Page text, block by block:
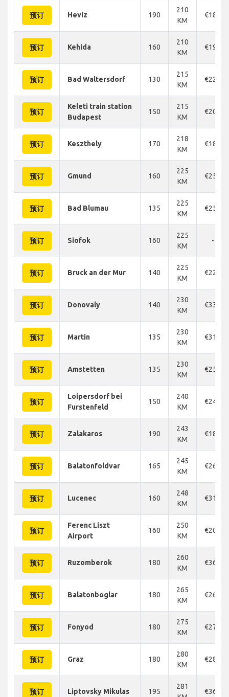
预订 Heviz 190
210
KM
€182
预订 Kehida 160
210
KM
€196
预订 Bad Waltersdorf 130
215
KM
€226
预订
Keleti train station
Budapest
150
215
KM
€208
预订 Keszthely 170
218
KM
€182
预订 Gmund 160
225
KM
€256
预订 Bad Blumau 135
225
KM
€256
预订 Siofok 160
225
KM
-
预订 Bruck an der Mur 140
225
KM
€226
预订 Donovaly 140
230
KM
€330
预订 Martin 135
230
KM
€316
预订 Amstetten 135
230
KM
€256
预订
Loipersdorf bei
Furstenfeld
150
240
KM
€240
预订 Zalakaros 190
243
KM
€189
预订 Balatonfoldvar 165
245
KM
€263
预订 Lucenec 160
248
KM
€316
预订
Ferenc Liszt
Airport
160
250
KM
€208
预订 Ruzomberok 180
260
KM
€360
预订 Balatonboglar 180
265
KM
€263
预订 Fonyod 180
275
KM
€270
预订 Graz 180
280
KM
€286
预订 Liptovsky Mikulas 195
281
€360